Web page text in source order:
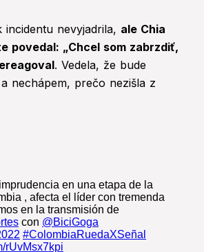
incidentu nevyjadrila, ale Chia
povedal: „Chcel som zabrzdiť,
. Vedela, že bude
nechápem, prečo nezišla z